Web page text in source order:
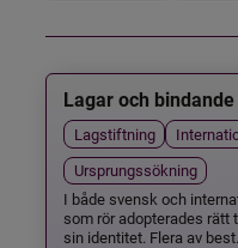
Lagar och
Lagstiftning
Ursprungssökning
I både svensk och
som rör adopterades
sin identitet. Flera av